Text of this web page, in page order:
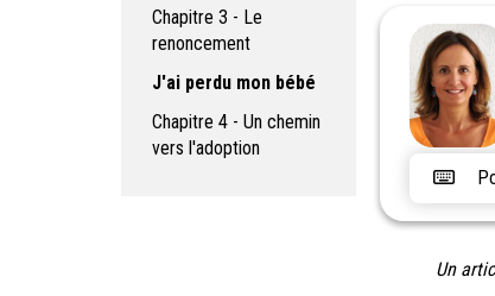
Chapitre 3 - Le
renoncement
J'ai perdu mon bébé
Chapitre 4 - Un chemin
vers l'adoption
Un